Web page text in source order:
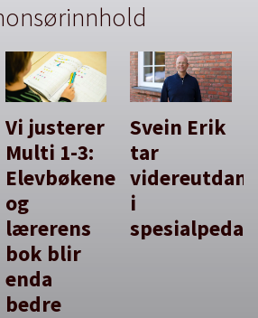
Vi justerer
Multi 1-3:
Elevbøkene
og
lærerens
bok blir
enda
bedre
Svein Erik
tar
i